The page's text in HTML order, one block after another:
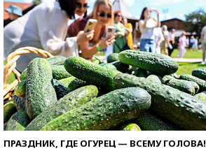
ПРАЗДНИК, ГДЕ ОГУРЕЦ — ВСЕМУ ГОЛОВА!